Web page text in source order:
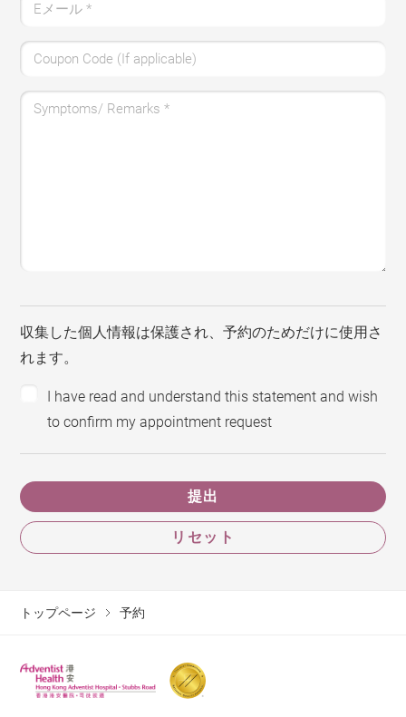
Eメール*
Coupon Code (If applicable)
Symptoms/ Remarks*
収集した個人情報は保護され、予約のためだけに使用さ
れます。
I have read and understand this statement and wish
to confirm my appointment request
提出
リセット
トップページ 予約